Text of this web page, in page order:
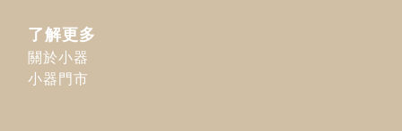
了解更多
關於小器
小器門市